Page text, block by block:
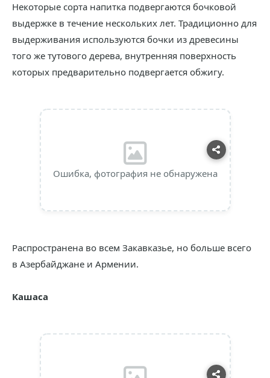
Некоторые сорта напитка подвергаются бочковой
выдержке в течение нескольких лет. Традиционно для
выдерживания используются бочки из древесины
того же тутового дерева, внутренняя поверхность
которых предварительно подвергается обжигу.
Ошибка, фотография не обнаружена
Распространена во всем Закавказье, но больше всего
в Азербайджане и Армении.
Кашаса